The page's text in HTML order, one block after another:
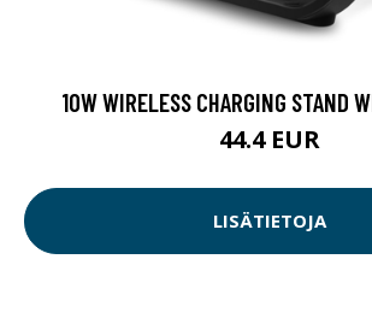
10W WIRELESS CHARGING STAND
44.4 EUR
LISÄTIETOJA